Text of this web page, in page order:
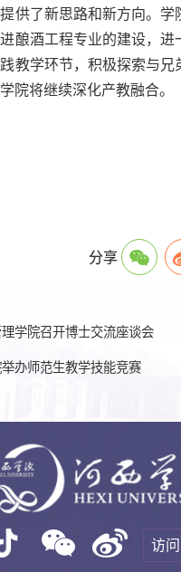
供了新思路和新方向。学
酿酒工程专业的建设，进
教学环节，积极探索与兄
院将继续深化产教融合。
分享
理学院召开博士交流座谈会
办师范生教学技能竞赛
访